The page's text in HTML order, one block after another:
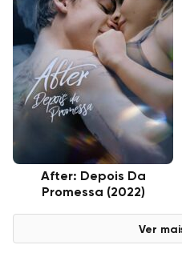
After: Depois Da
Promessa (2022)
Ver